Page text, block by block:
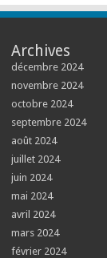
Archives
décembre 2024
novembre 2024
octobre 2024
septembre 2024
août 2024
juillet 2024
juin 2024
mai 2024
avril 2024
mars 2024
février 2024